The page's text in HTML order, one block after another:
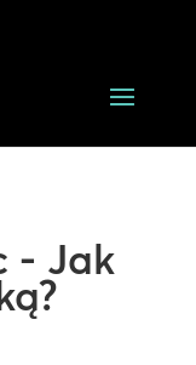
- Jak